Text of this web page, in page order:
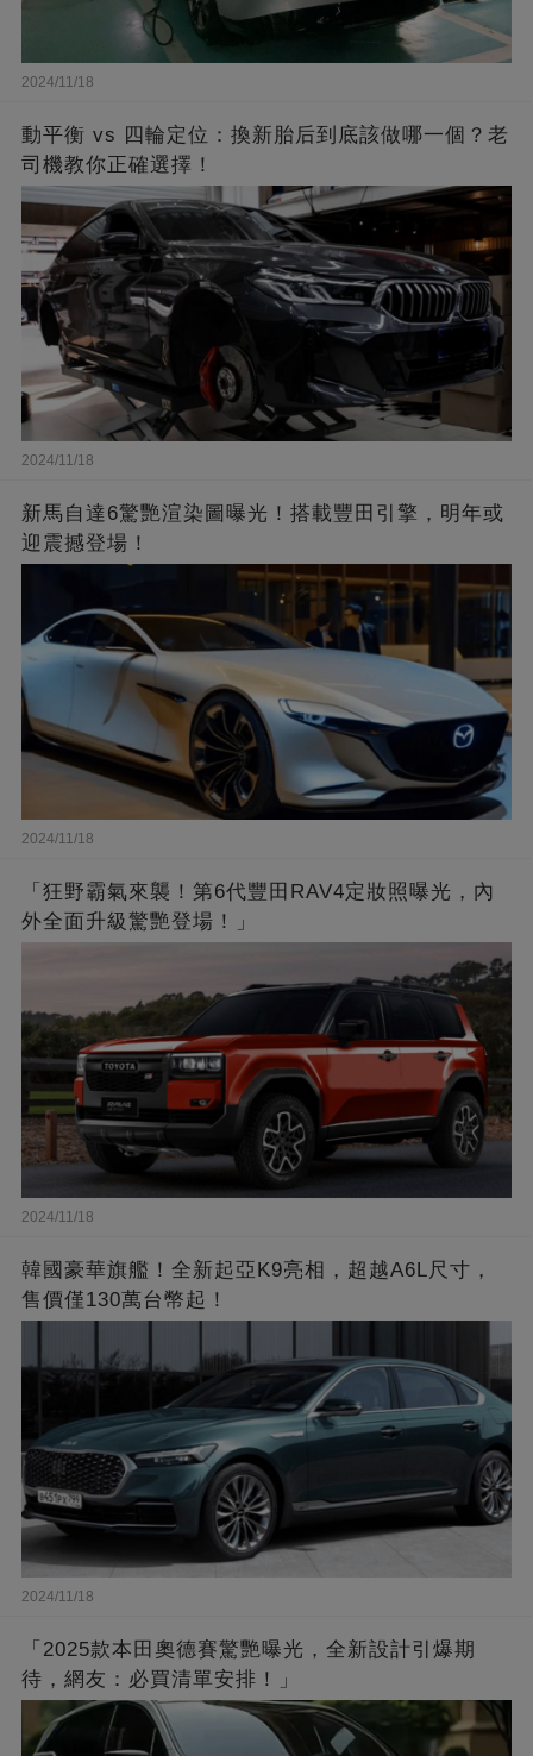
2024/11/18
動平衡 vs 四輪定位：換新胎后到底該做哪一個？老
司機教你正確選擇！
2024/11/18
新馬自達6驚艷渲染圖曝光！搭載豐田引擎，明年或
迎震撼登場！
2024/11/18
「狂野霸氣來襲！第6代豐田RAV4定妝照曝光，內
外全面升級驚艷登場！」
2024/11/18
韓國豪華旗艦！全新起亞K9亮相，超越A6L尺寸，
售價僅130萬台幣起！
2024/11/18
「2025款本田奧德賽驚艷曝光，全新設計引爆期
待，網友：必買清單安排！」